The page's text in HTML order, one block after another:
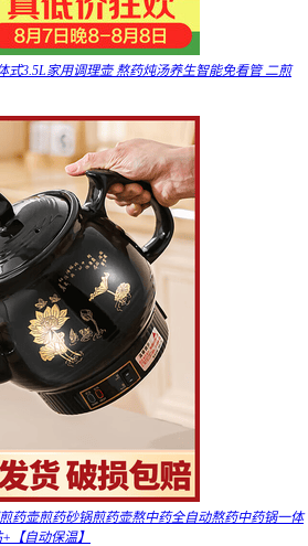
式3.5L家用调理壶 熬药炖汤养生智能免看管 二煎
药壶煎药砂锅煎药壶熬中药全自动熬药中药锅一体
【自动保温】